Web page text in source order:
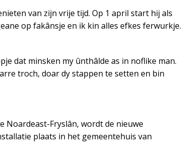
van zijn vrije tijd. Op 1 april start hij als
op fakânsje en ik kin alles efkes ferwurkje.
dat minsken my ûnthâlde as in noflike man.
troch, doar dy stappen te setten en bin
Noardeast-Fryslân, wordt de nieuwe
plaats in het gemeentehuis van